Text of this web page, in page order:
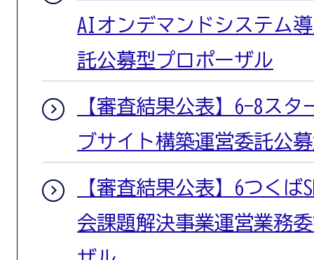
AIオンデマンドシステム
託公募型プロポーザル
【審査結果公表】6-8ス
ブサイト構築運営委託公
【審査結果公表】6つくば
会課題解決事業運営業務